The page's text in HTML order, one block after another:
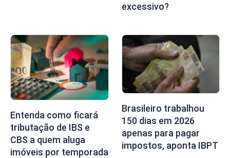
excessivo?
Entenda como ficará
tributação de IBS e
CBS a quem aluga
imóveis por temporada
Brasileiro trabalhou
150 dias em 2026
apenas para pagar
impostos, aponta IBPT